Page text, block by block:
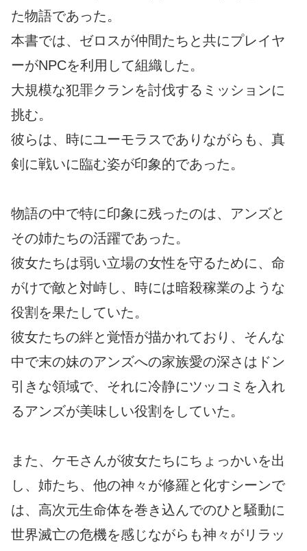
た物語であった。
本書では、ゼロスが仲間たちと共にプレイヤ
ーがNPCを利用して組織した。
大規模な犯罪クランを討伐するミッションに
挑む。
彼らは、時にユーモラスでありながらも、真
剣に戦いに臨む姿が印象的であった。
物語の中で特に印象に残ったのは、アンズと
その姉たちの活躍であった。
彼女たちは弱い立場の女性を守るために、命
がけで敵と対峙し、時には暗殺稼業のような
役割を果たしていた。
彼女たちの絆と覚悟が描かれており、そんな
中で末の妹のアンズへの家族愛の深さはドン
引きな領域で、それに冷静にツッコミを入れ
るアンズが美味しい役割をしていた。
また、ケモさんが彼女たちにちょっかいを出
し、姉たち、他の神々が修羅と化すシーンで
は、高次元生命体を巻き込んでのひと騒動に
世界滅亡の危機を感じながらも神々がリラッ